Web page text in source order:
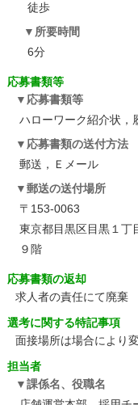
徒歩
所要時間
6分
応募書類等
応募書類等
ハローワーク紹介状，
応募書類の送付方法
郵送，Ｅメール
郵送の送付場所
〒153-0063
東京都目黒区目黒１
９階
応募書類の返却
求人者の責任にて廃棄
選考に関する特記事項
面接場所は場合により
担当者
課係名、役職名